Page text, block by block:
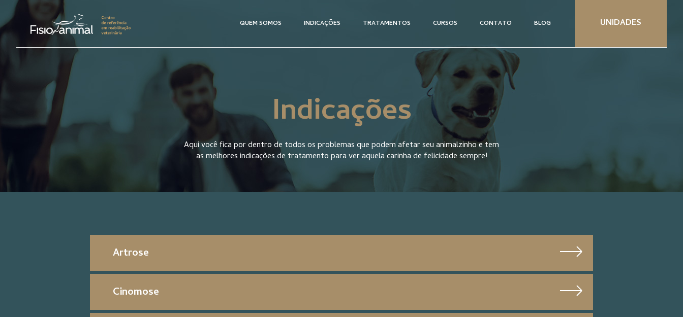
QUEM SOMOS INDICAÇÕES TRATAMENTOS CURSOS CONTATO BLOG UNIDADES
Indicações
Aqui você fica por dentro de todos os problemas que podem afetar seu animalzinho e tem
as melhores indicações de tratamento para ver aquela carinha de felicidade sempre!
Artrose
Cinomose